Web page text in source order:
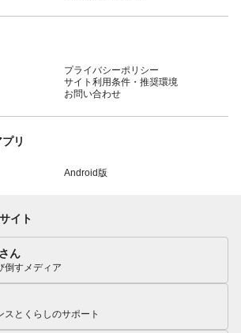
プライバシーポリシー
サイト利用条件・推奨環境
お問い合わせ
リ
Android版
イト
ん
倒すメディア
スとくらしのサポート